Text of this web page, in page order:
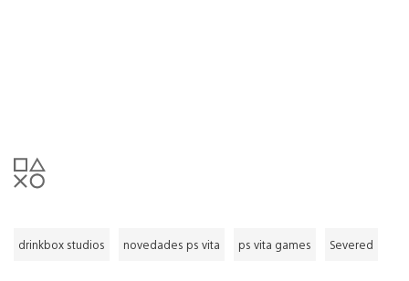
drinkbox studios novedades ps vita ps vita games Severed